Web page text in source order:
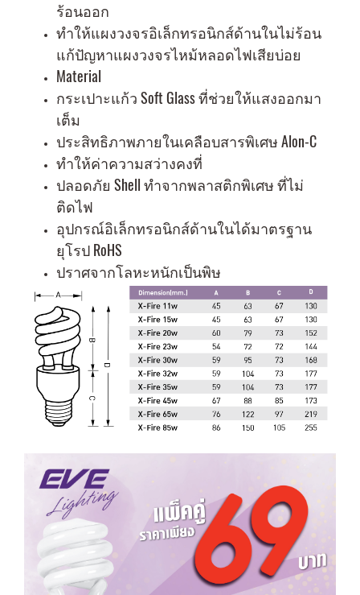
ร้อนออก
ทำให้แผงวงจรอิเล็กทรอนิกส์ด้านในไม่ร้อน
แก้ปัญหาแผงวงจรไหม้หลอดไฟเสียบ่อย
Material
กระเปาะแก้ว Soft Glass ที่ช่วยให้แสงออกมา
เต็ม
ประสิทธิภาพภายในเคลือบสารพิเศษ Alon-C
ทำให้ค่าความสว่างคงที่
ปลอดภัย Shell ทำจากพลาสติกพิเศษ ที่ไม่
ติดไฟ
อุปกรณ์อิเล็กทรอนิกส์ด้านในได้มาตรฐาน
ยุโรป RoHS
ปราศจากโลหะหนักเป็นพิษ